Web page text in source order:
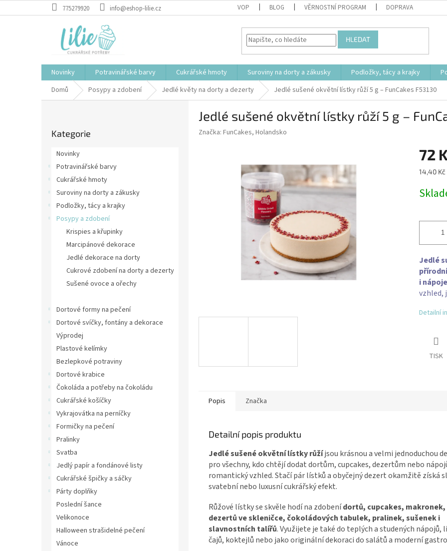
na
775279920 info@eshop-lilie.cz VOP BLOG VĚRNOSTNÍ PROGRAM DOPRAVA
HLEDAT
Novinky Potravinářské barvy Cukrářské hmoty Suroviny na dorty a zákusky Podložky, tácy a krajky
Domů
Posypy a zdobení Jedlé květy na dorty a dezerty Jedlé sušené okvětní lístky růží 5 g – FunCakes F53130
kategorie
Kategorie
Novinky
Potravinářské barvy
Cukrářské hmoty
Suroviny na dorty a zákusky
Podložky, tácy a krajky
Posypy a zdobení
Krispies a křupinky
Marcipánové dekorace
Jedlé dekorace na dorty
Cukrové zdobení na dorty a dezerty
Sušené ovoce a ořechy
Dortové formy na pečení
Dortové svíčky, fontány a dekorace
Výprodej
Plastové kelímky
Bezlepkové potraviny
Dortové krabice
Čokoláda a potřeby na čokoládu
Cukrářské košíčky
Vykrajovátka na perníčky
Formičky na pečení
Pralinky
Svatba
Jedlý papír a fondánové listy
Cukrářské špičky a sáčky
Párty doplňky
Poslední šance
Velikonoce
Halloween strašidelné pečení
Vánoce
Jedlé sušené okvětní lístky růží 5 g –
Značka: FunCakes, Holandsko
72
Měrná
14,40 Kč
Jedlé
i nápoje
vzhled,
Detailní
TISK
Popis Značka
Detailní popis produktu
Jedlé sušené okvětní lístky růžíjsou krásnou a velmi jednoduchou
pro všechny, kdo chtějí dodat dortům, cupcakes, dezertům nebo
romantický vzhled. Stačí pár lístků a obyčejný dezert okamžitě získá
svatební nebo luxusní cukrářský efekt.
Růžové lístky se skvěle hodí na zdobenídortů, cupcakes,
dezertů ve skleničce, čokoládových tabulek, pralinek, sušenek i
slavnostních talířů. Využijete je také do teplých a studených nápojů,
čajů, koktejlů nebo jako originální dekoraci do salátů a moderní